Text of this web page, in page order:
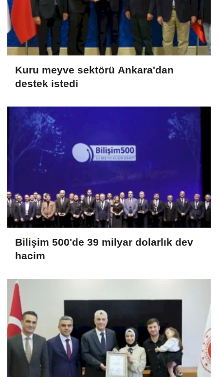
Kuru meyve sektörü Ankara'dan
destek istedi
Bilişim 500'de 39 milyar dolarlık dev
hacim